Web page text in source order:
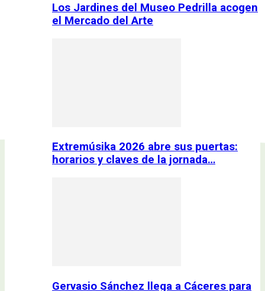
Los Jardines del Museo Pedrilla acogen
el Mercado del Arte
Extremúsika 2026 abre sus puertas:
horarios y claves de la jornada…
Gervasio Sánchez llega a Cáceres para